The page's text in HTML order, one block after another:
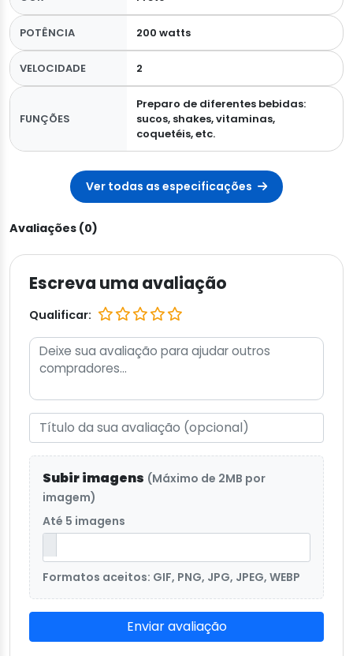
POTÊNCIA 200 watts
VELOCIDADE 2
FUNÇÕES
Preparo de diferentes bebidas:
sucos, shakes, vitaminas,
coquetéis, etc.
Ver todas as especificações
Avaliações (0)
Escreva uma avaliação
Qualificar:
Subir imagens (Máximo de 2MB por
imagem)
Até 5 imagens
Formatos aceitos: GIF, PNG, JPG, JPEG, WEBP
Enviar avaliação